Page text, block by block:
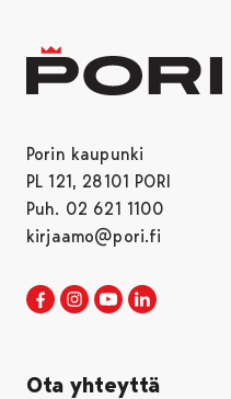
Porin kaupunki
PL 121, 28101 PORI
Puh. 02 621 1100
kirjaamo@pori.fi
Porin kaupunki
Avautuu uudessa
Porin kaupunki
Avautuu uudessa
Porin
Avautuu
Ota yhteyttä